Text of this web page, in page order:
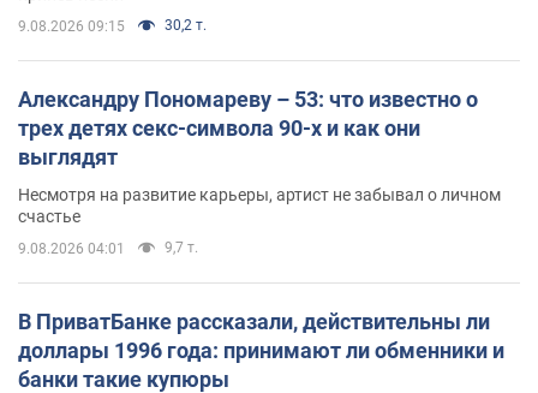
9.08.2026 09:15 30,2 т.
Александру Пономареву – 53: что известно о
трех детях секс-символа 90-х и как они
выглядят
Несмотря на развитие карьеры, артист не забывал о личном
счастье
9.08.2026 04:01 9,7 т.
В ПриватБанке рассказали, действительны ли
доллары 1996 года: принимают ли обменники и
банки такие купюры